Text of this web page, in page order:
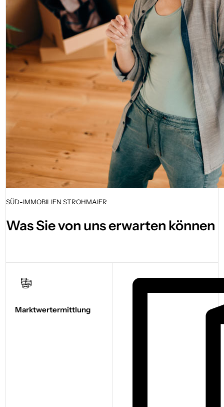
SÜD-IMMOBILIEN STROHMAIER
Was Sie von uns erwarten können
Marktwert­ermittlung